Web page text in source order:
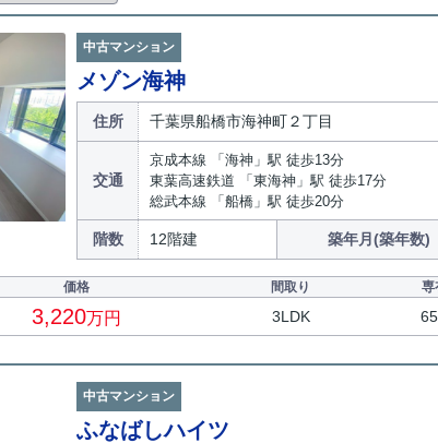
中古マンション
メゾン海神
住所 千葉県船橋市海神町２丁目
交通
京成本線 「海神」駅 徒歩13分
東葉高速鉄道 「東海神」駅 徒歩17分
総武本線 「船橋」駅 徒歩20分
階数 12階建 築年月(築年数)
価格 間取り 専
3,220万円 3LDK
中古マンション
ふなばしハイツ